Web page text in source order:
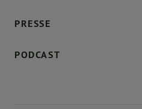
PRESSE
PODCAST